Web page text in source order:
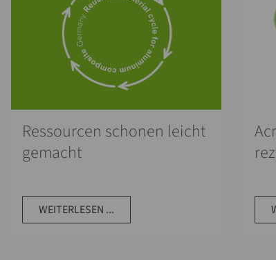
Ressourcen schonen leicht
gemacht
WEITERLESEN ...